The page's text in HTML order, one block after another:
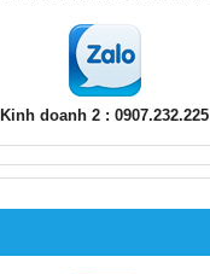
Kinh doanh 2 : 0907.232.225